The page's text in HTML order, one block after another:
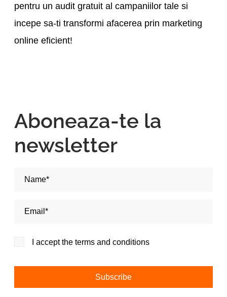
pentru un audit gratuit al campaniilor tale si
incepe sa-ti transformi afacerea prin marketing
online eficient!
Aboneaza-te la
newsletter
I accept the terms and conditions